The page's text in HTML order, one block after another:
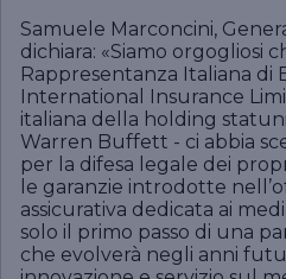
Samuele Marconcini,
dichiara: «Siamo orgogliosi
Rappresentanza Italiana di
International Insurance
italiana della holding
Warren Buffett - ci abbia
per la difesa legale dei
le garanzie introdotte
assicurativa dedicata ai
solo il primo passo di una
che evolverà negli anni